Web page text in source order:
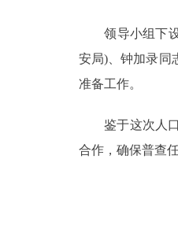
领导小组下设
安局)、钟加录同
准备工作。
鉴于这次人口
合作，确保普查